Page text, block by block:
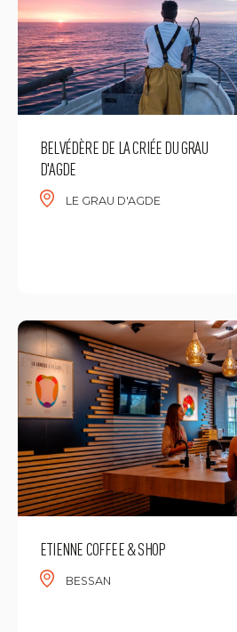
BELVÉDÈRE DE LA CRIÉE DU GRAU
D'AGDE
LE GRAU D'AGDE
ETIENNE COFFEE & SHOP
BESSAN